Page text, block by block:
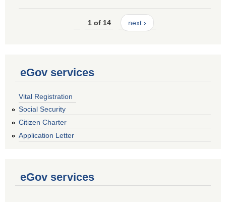
1 of 14 next ›
eGov services
Vital Registration
Social Security
Citizen Charter
Application Letter
eGov services